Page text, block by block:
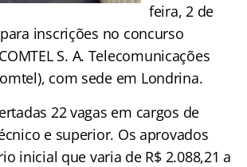
feira, 2 de
inscrições no concurso
S. A. Telecomunicações
com sede em Londrina.
22 vagas em cargos de
e superior. Os aprovados
inicial que varia de R$ 2.088,21 a